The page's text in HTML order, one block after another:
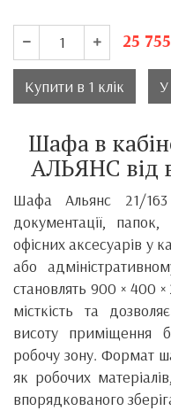
25 755
Купити в 1 клік
Шафа в
АЛЬЯНС від
Шафа Альянс 21/163
документації, папок,
офісних аксесуарів у
або
становлять 900 × 400
місткість та
висоту приміщення
робочу зону. Формат
як робочих
впорядкованого